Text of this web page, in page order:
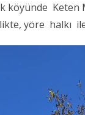
köyünde Keten
yöre halkı